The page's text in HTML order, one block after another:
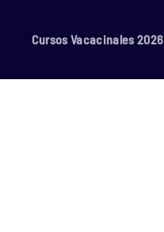
Cursos Vacacinales 2026